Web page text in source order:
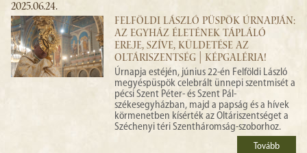
2025.06.24.
FELFÖLDI LÁSZLÓ PÜSPÖK ÚRNAPJÁN:
AZ EGYHÁZ ÉLETÉNEK TÁPLÁLÓ
EREJE, SZÍVE, KÜLDETÉSE AZ
OLTÁRISZENTSÉG | KÉPGALÉRIA!
Úrnapja estéjén, június 22-én Felföldi László
megyéspüspök celebrált ünnepi szentmisét a
pécsi Szent Péter- és Szent Pál-
székesegyházban, majd a papság és a hívek
körmenetben kísérték az Oltáriszentséget a
Széchenyi téri Szentháromság-szoborhoz.
Tovább